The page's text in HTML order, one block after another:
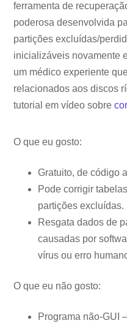
ferramenta de
poderosa desenvolvida
partições excluídas/
inicializáveis ​​novamente
um médico experiente
relacionados aos discos
tutorial em vídeo sobre
O que eu gosto:
Gratuito, de código
Pode corrigir
partições excluídas.
Resgata dados de
causadas por
vírus ou erro
O que eu não gosto:
Programa não-GUI